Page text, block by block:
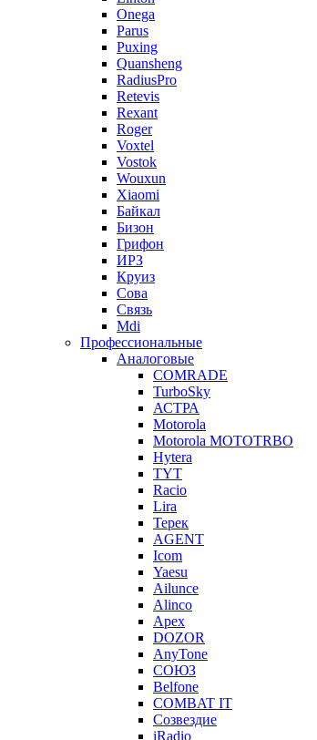
Onega
Parus
Puxing
Quansheng
RadiusPro
Retevis
Rexant
Roger
Voxtel
Vostok
Wouxun
Xiaomi
Байкал
Бизон
Грифон
ИРЗ
Круиз
Сова
Связь
Mdi
Профессиональные
Аналоговые
COMRADE
TurboSky
АСТРА
Motorola
Motorola MOTOTRBO
Hytera
TYT
Racio
Lira
Терек
AGENT
Icom
Yaesu
Ailunce
Alinco
Apex
DOZOR
AnyTone
СОЮЗ
Belfone
COMBAT IT
Созвездие
iRadio